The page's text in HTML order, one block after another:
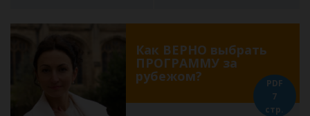
Как ВЕРНО выбрать
ПРОГРАММУ за
рубежом?
PDF
7
стр.